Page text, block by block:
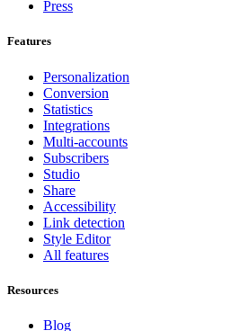
Press
Features
Personalization
Conversion
Statistics
Integrations
Multi-accounts
Subscribers
Studio
Share
Accessibility
Link detection
Style Editor
All features
Resources
Blog